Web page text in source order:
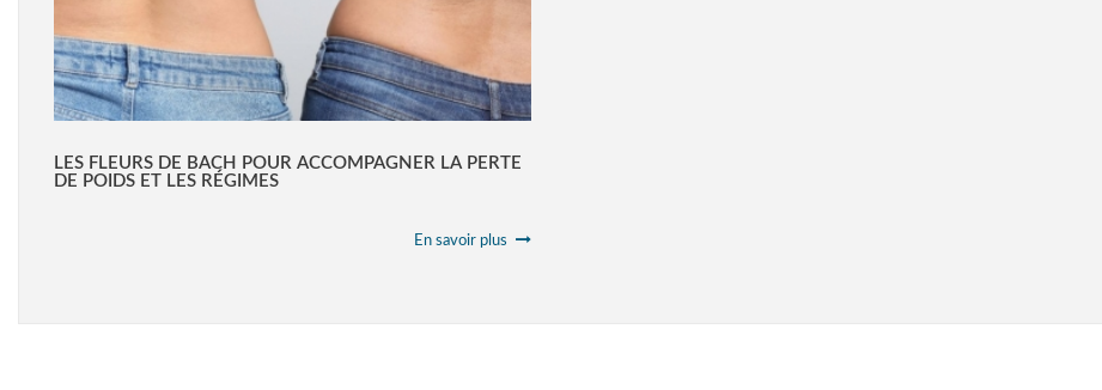
LES FLEURS DE BACH POUR ACCOMPAGNER LA PERTE
DE POIDS ET LES RÉGIMES
En savoir plus